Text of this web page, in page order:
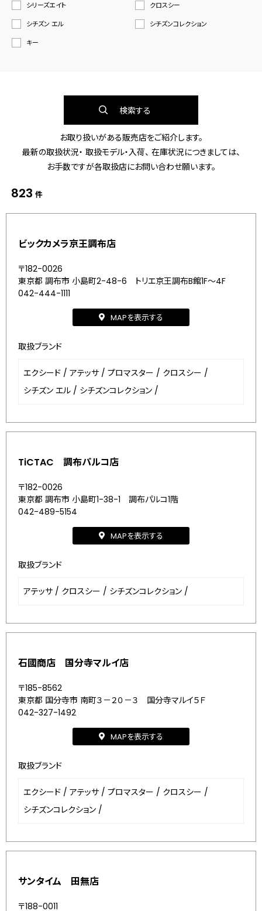
シリーズエイト
クロスシー
シチズン エル
シチズンコレクション
キー
検索する
お取り扱いがある販売店をご紹介します。
最新の取扱状況・ 取扱モデル・入荷、 在庫状況につきましては、
お手数ですが各取扱店にお問い合わせ願います。
823 件
ビックカメラ京王調布店
〒182-0026
東京都 調布市 小島町2-48-6 トリエ京王調布B館1F～4F
042-444-1111
MAPを表示する
取扱ブランド
エクシード / アテッサ / プロマスター / クロスシー /
シチズン エル / シチズンコレクション /
TiCTAC 調布パルコ店
〒182-0026
東京都 調布市 小島町1-38-1 調布パルコ1階
042-489-5154
MAPを表示する
取扱ブランド
アテッサ / クロスシー / シチズンコレクション /
石國商店 国分寺マルイ店
〒185-8562
東京都 国分寺市 南町３－２０－３ 国分寺マルイ５Ｆ
042-327-1492
MAPを表示する
取扱ブランド
エクシード / アテッサ / プロマスター / クロスシー /
シチズンコレクション /
サンタイム 田無店
〒188-0011